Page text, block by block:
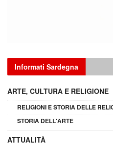
Informati Sardegna
ARTE, CULTURA E RELIGIONE
RELIGIONI E STORIA DELLE
STORIA DELL'ARTE
ATTUALITÀ